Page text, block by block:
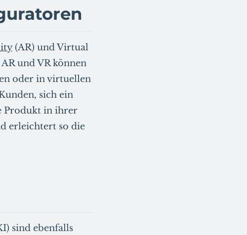
(AR) und Virtual
und VR können
oder in virtuellen
sich ein
Produkt in ihrer
erleichtert so die
sind ebenfalls